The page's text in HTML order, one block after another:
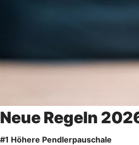
Neue Regeln
#1 Höhere Pendlerpauschale